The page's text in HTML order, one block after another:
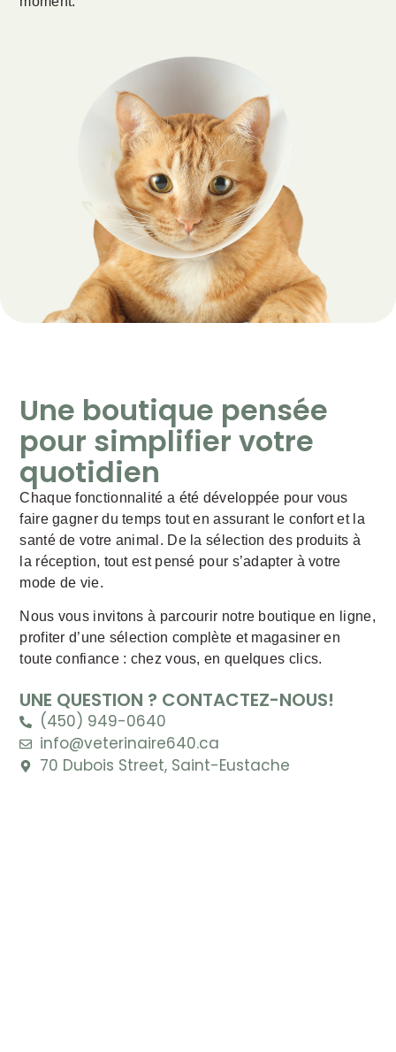
Une boutique pensée
pour simplifier votre
quotidien
Chaque fonctionnalité a été développée pour vous
faire gagner du temps tout en assurant le confort et la
santé de votre animal. De la sélection des produits à
la réception, tout est pensé pour s’adapter à votre
mode de vie.
Nous vous invitons à parcourir notre boutique en ligne,
profiter d’une sélection complète et magasiner en
toute confiance : chez vous, en quelques clics.
UNE QUESTION ? CONTACTEZ-NOUS!
(450) 949-0640
info@veterinaire640.ca
70 Dubois Street, Saint-Eustache